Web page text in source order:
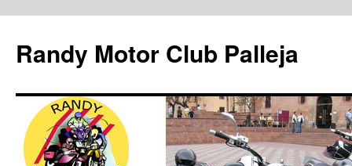
Randy Motor Club Palleja